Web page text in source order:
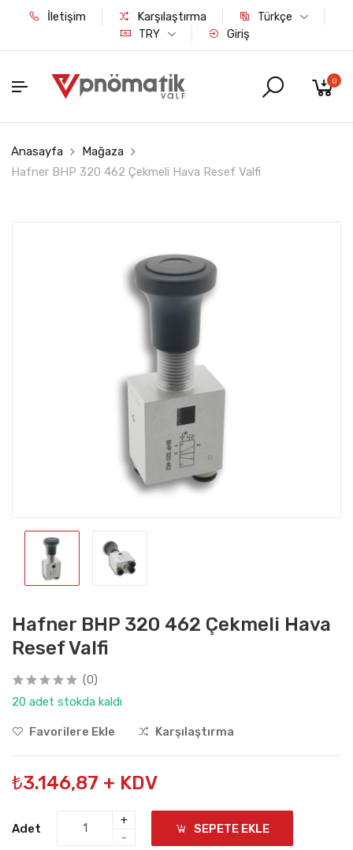
İletişim Karşılaştırma
Türkçe
TRY
Giriş
0
Anasayfa
Mağaza
Hafner BHP 320 462 Çekmeli Hava Resef Valfi
Hafner BHP 320 462 Çekmeli Hava
Resef Valfi
(0)
20 adet stokda kaldı
Favorilere Ekle Karşılaştırma
₺3.146,87 + KDV
Adet
+
-
SEPETE EKLE